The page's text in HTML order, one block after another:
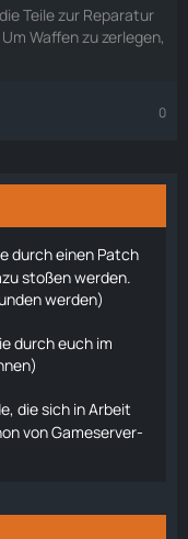
Teile zur Reparatur
Waffen zu zerlegen,
0
durch einen Patch
stoßen werden.
werden)
durch euch im
die sich in Arbeit
von Gameserver-